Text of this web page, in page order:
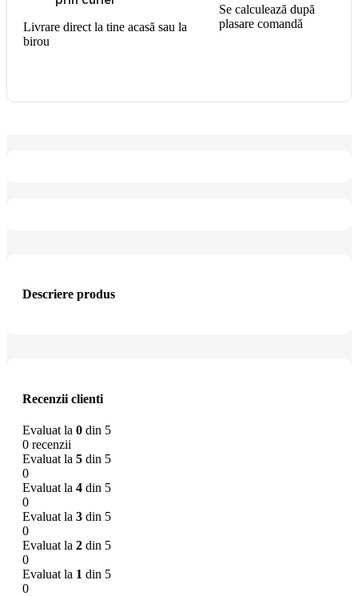
Livrare direct la tine acasă sau la
birou
Se calculează după
plasare comandă
Descriere produs
Recenzii clienti
Evaluat la 0 din 5
0 recenzii
Evaluat la 5 din 5
0
Evaluat la 4 din 5
0
Evaluat la 3 din 5
0
Evaluat la 2 din 5
0
Evaluat la 1 din 5
0